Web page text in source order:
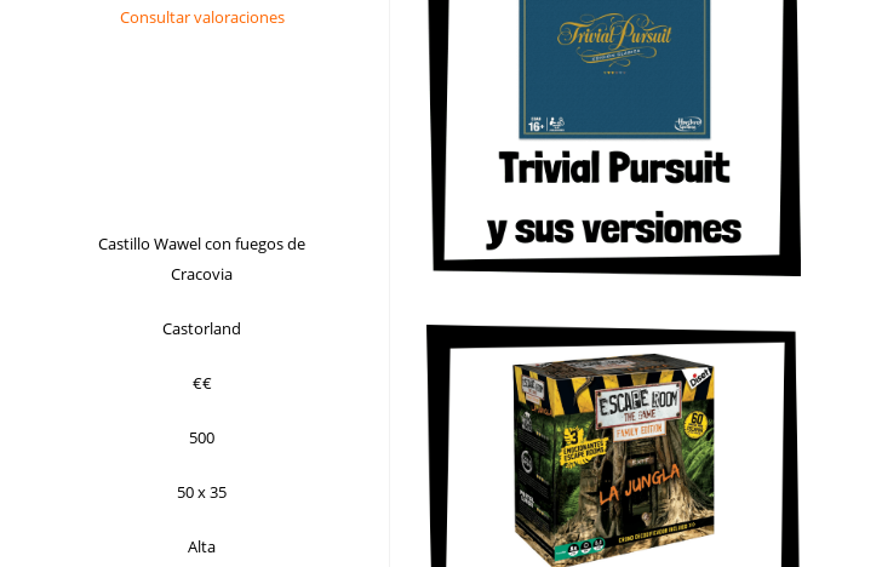
Consultar valoraciones
Castillo Wawel con fuegos de
Cracovia
Castorland
€€
500
50 x 35
Alta